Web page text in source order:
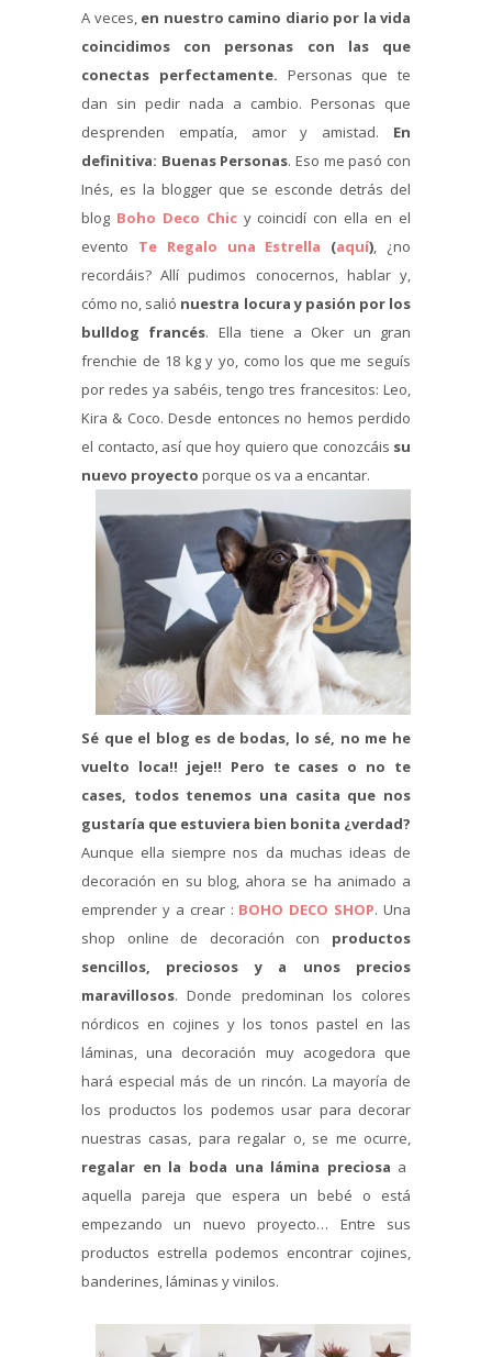
A veces,en nuestro camino diario por la vida
coincidimos con personas con las que
conectas perfectamente. Personas que te
dan sin pedir nada a cambio. Personas que
desprenden empatía, amor y amistad. En
definitiva: Buenas Personas. Eso me pasó con
Inés, es la blogger que se esconde detrás del
blog Boho Deco Chic y coincidí con ella en el
evento Te Regalo una Estrella (aquí), ¿no
recordáis? Allí pudimos conocernos, hablar y,
cómo no, salió nuestra locura y pasión por los
bulldog francés. Ella tiene a Oker un gran
frenchie de 18 kg y yo, como los que me seguís
por redes ya sabéis, tengo tres francesitos: Leo,
Kira & Coco. Desde entonces no hemos perdido
el contacto, así que hoy quiero que conozcáis su
nuevo proyecto porque os va a encantar.
Sé que el blog es de bodas, lo sé, no me he
vuelto loca!! jeje!! Pero te cases o no te
cases, todos tenemos una casita que nos
gustaría que estuviera bien bonita ¿verdad?
Aunque ella siempre nos da muchas ideas de
decoración en su blog, ahora se ha animado a
emprender y a crear : BOHO DECO SHOP. Una
shop online de decoración con productos
sencillos, preciosos y a unos precios
maravillosos. Donde predominan los colores
nórdicos en cojines y los tonos pastel en las
láminas, una decoración muy acogedora que
hará especial más de un rincón. La mayoría de
los productos los podemos usar para decorar
nuestras casas, para regalar o, se me ocurre,
regalar en la boda una lámina preciosa a
aquella pareja que espera un bebé o está
empezando un nuevo proyecto… Entre sus
productos estrella podemos encontrar cojines,
banderines, láminas y vinilos.